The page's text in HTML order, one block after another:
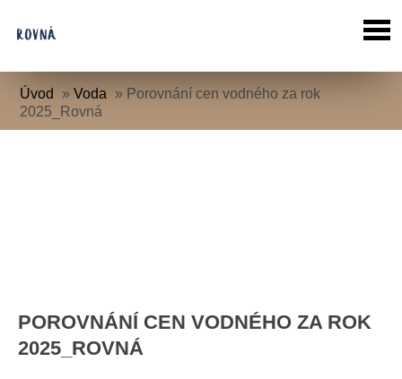
Úvod »Voda » Porovnání cen vodného za rok
2025_Rovná
POROVNÁNÍ CEN VODNÉHO ZA ROK
2025_ROVNÁ